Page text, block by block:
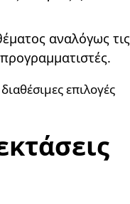
αναλόγως τις
επιλογές